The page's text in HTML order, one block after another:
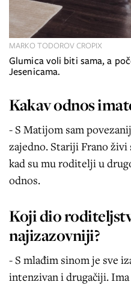
Glumica voli biti sama, a
Jesenicama.
MARKO TODOROV CROPIX
Kakav odnos
- S Matijom sam
zajedno. Stariji Frano
kad su mu roditelji u
odnos.
Koji dio
najizazovniji?
- S mlađim sinom je sve
intenzivan i drugačiji.